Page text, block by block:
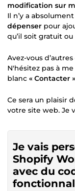
modification sur
Il n’y a absolument
dépenser pour
qu’il soit gratuit ou
Avez-vous
N'hésitez pas à
blanc « Contacter »
Ce sera un plaisir
votre site web. Je
Je vais
Shopify
avec du